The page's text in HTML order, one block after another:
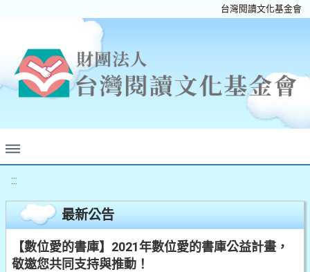
台灣閱讀文化基金會
:::
最新公告
【數位愛的書庫】2021年數位愛的書庫公益計畫，
敬邀您共同支持與推動！